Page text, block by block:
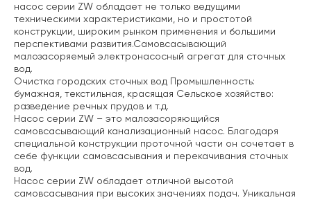
насос серии ZW обладает не только ведущими
техническими характеристиками, но и простотой
конструкции, широким рынком применения и большими
перспективами развития.Самовсасывающий
малозасоряемый электронасосный агрегат для сточных
вод.
Очистка городских сточных вод Промышленность:
бумажная, текстильная, красящая Сельское хозяйство:
разведение речных прудов и т.д.
Насос серии ZW – это малозасоряющийся
самовсасывающий канализационный насос. Благодаря
специальной конструкции проточной части он сочетает в
себе функции самовсасывания и перекачивания сточных
вод.
Насос серии ZW обладает отличной высотой
самовсасывания при высоких значениях подач. Уникальная